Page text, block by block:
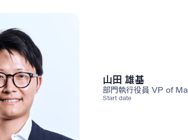
山田 雄基
部門執行役員 VP of
Start date